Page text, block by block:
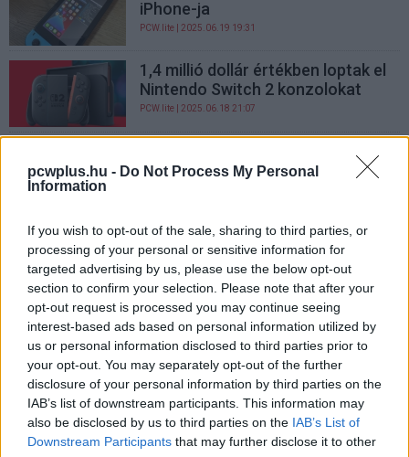
pcwplus.hu - Do Not Process My Personal
Information
If you wish to opt-out of the sale, sharing to third parties, or
processing of your personal or sensitive information for
targeted advertising by us, please use the below opt-out
section to confirm your selection. Please note that after your
opt-out request is processed you may continue seeing
interest-based ads based on personal information utilized by
us or personal information disclosed to third parties prior to
your opt-out. You may separately opt-out of the further
disclosure of your personal information by third parties on the
IAB’s list of downstream participants. This information may
also be disclosed by us to third parties on the IAB’s List of
Downstream Participants that may further disclose it to other
iPhone-ja
PCW.lite | 2025.06.19 19:31
1,4 millió dollár értékben loptak el
Nintendo Switch 2 konzolokat
PCW.lite | 2025.06.18 21:07
A Nintendo Switch 2 képernyője
konkrétan elpusztíthatatlan
Hatalmasat megy a Switch 2
PCW.lite| 2025.06.10 20:01
Egy iPhone kiváló alternatívája
lehet a Switch 2 kamerájának
PCW.lite| 2025.06.09 13:01
Véletlenül összetűzőgépezték
néhány Switch 2 képernyőjét egy
GameStop üzletben
PCW.lite | 2025.06.06 08:15